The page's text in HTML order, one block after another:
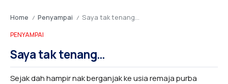
Home / Penyampai / Saya tak tenang…
PENYAMPAI
Saya tak tenang…
Sejak dah hampir nak berganjak ke usia remaja purba